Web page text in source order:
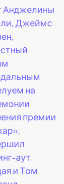
Анджелины
Джеймс
на
премии
аут.
и Том